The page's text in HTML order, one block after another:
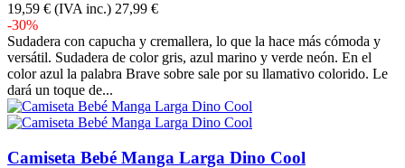
19,59 € (IVA inc.) 27,99 €
-30%
Sudadera con capucha y cremallera, lo que la hace más cómoda y
versátil. Sudadera de color gris, azul marino y verde neón. En el
color azul la palabra Brave sobre sale por su llamativo colorido. Le
dará un toque de...
Camiseta Bebé Manga Larga Dino Cool